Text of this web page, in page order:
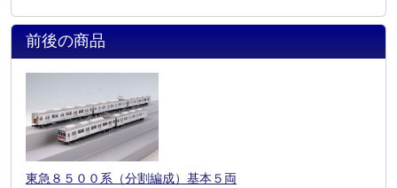
前後の商品
東急８５００系（分割編成）基本５両